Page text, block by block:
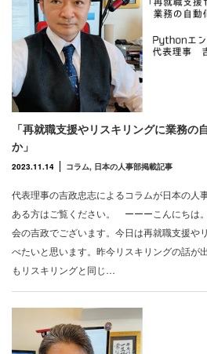
「再就職支援やリスキリングに業務の
か」
2023.11.14 コラム, 日本の人事部掲載記事
代表理事の吉政忠志によるコラムが日本の人
ある方はご覧ください。 ーーーこんにちは
会の吉政でございます。今日は再就職支援や
べたいと思います。昨今リスキリングの話が
もリスキリングと同じ…